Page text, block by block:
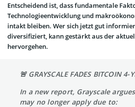
Entscheidend ist, dass fundamentale
Technologieentwicklung und
intakt bleiben. Wer sich jetzt gut
diversifiziert, kann gestärkt aus der
hervorgehen.
🚨 GRAYSCALE FADES BITCOIN 4-
In a new report, Grayscale
may no longer apply due to: